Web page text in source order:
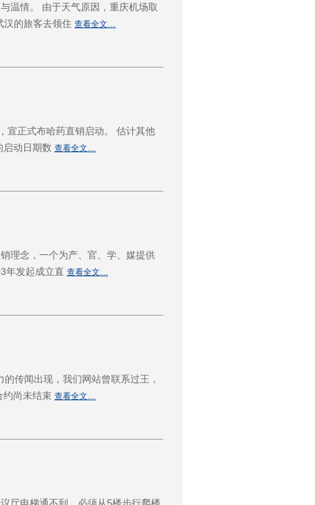
温情。 由于天气原因，重庆机场取
汉的旅客去领住 查看全文…
宣正式布哈药直销启动。 估计其他
启动日期数 查看全文…
理念，一个为产、官、学、媒提供
年发起成立直 查看全文…
传闻出现，我们网站曾联系过王，
约尚未结束 查看全文…